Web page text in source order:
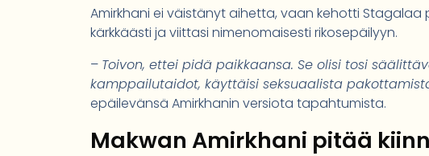
Amirkhani ei väistänyt aihetta, vaan kehotti
kärkkäästi ja viittasi nimenomaisesti rikosepäilyyn.
– Toivon, ettei pidä paikkaansa. Se olisi tosi
kamppailutaidot, käyttäisi seksuaalista
epäilevänsä Amirkhanin versiota tapahtumista.
Makwan Amirkhani pitää